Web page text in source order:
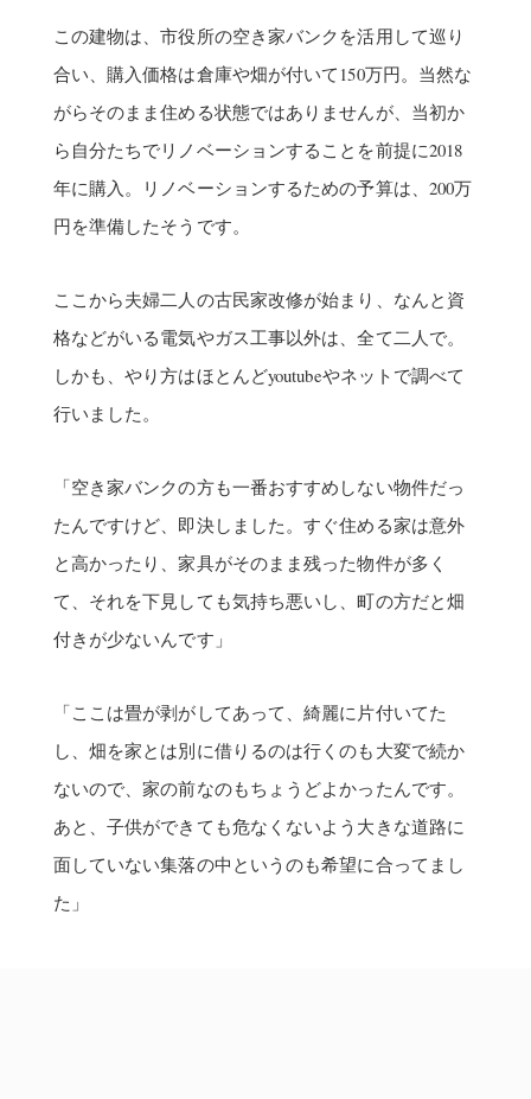
この建物は、市役所の空き家バンクを活用して巡り
合い、購入価格は倉庫や畑が付いて150万円。当然な
がらそのまま住める状態ではありませんが、当初か
ら自分たちでリノベーションすることを前提に2018
年に購入。リノベーションするための予算は、200万
円を準備したそうです。
ここから夫婦二人の古民家改修が始まり、なんと資
格などがいる電気やガス工事以外は、全て二人で。
しかも、やり方はほとんどyoutubeやネットで調べて
行いました。
「空き家バンクの方も一番おすすめしない物件だっ
たんですけど、即決しました。すぐ住める家は意外
と高かったり、家具がそのまま残った物件が多く
て、それを下見しても気持ち悪いし、町の方だと畑
付きが少ないんです」
「ここは畳が剥がしてあって、綺麗に片付いてた
し、畑を家とは別に借りるのは行くのも大変で続か
ないので、家の前なのもちょうどよかったんです。
あと、子供ができても危なくないよう大きな道路に
面していない集落の中というのも希望に合ってまし
た」